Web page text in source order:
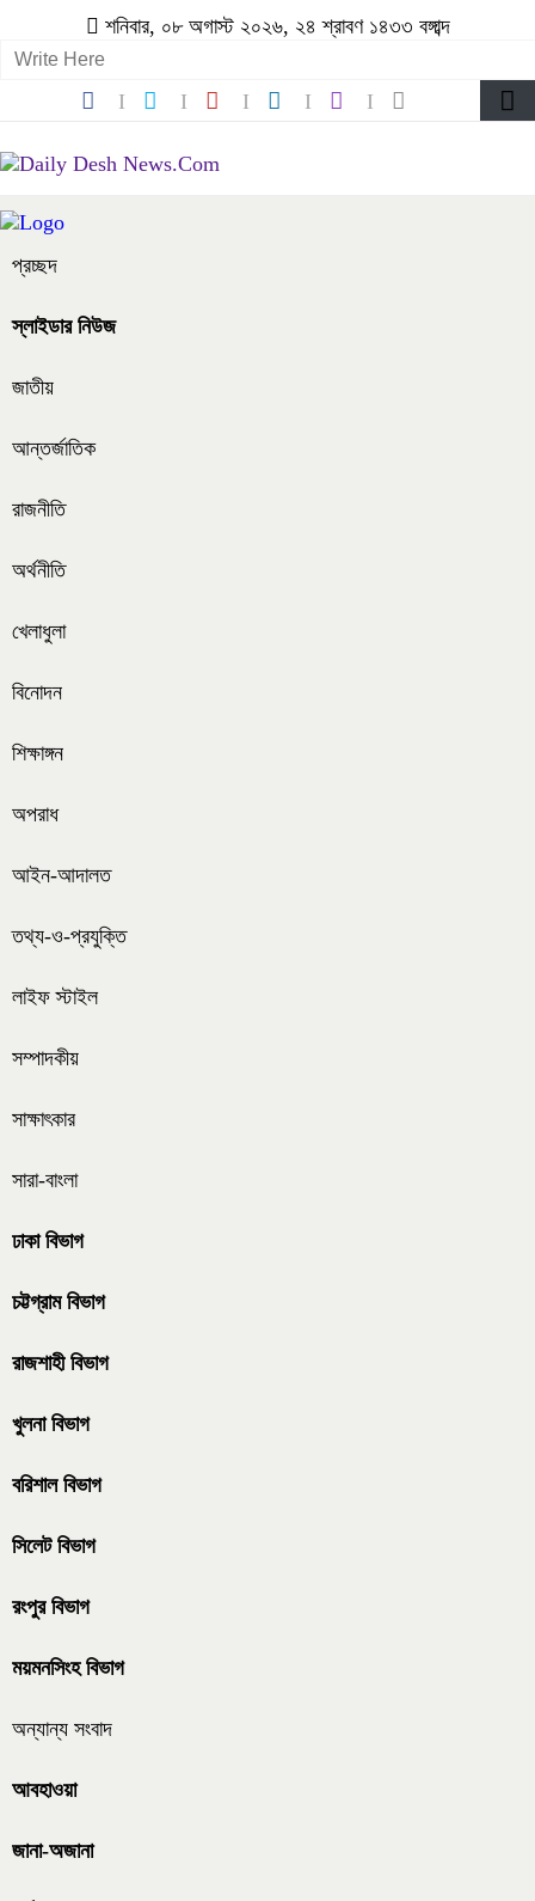
শনিবার, ০৮ অগাস্ট ২০২৬, ২৪ শ্রাবণ ১৪৩৩ বঙ্গাব্দ
প্রচ্ছদ
স্লাইডার নিউজ
জাতীয়
আন্তর্জাতিক
রাজনীতি
অর্থনীতি
খেলাধুলা
বিনোদন
শিক্ষাঙ্গন
অপরাধ
আইন-আদালত
তথ্য-ও-প্রযুক্তি
লাইফ স্টাইল
সম্পাদকীয়
সাক্ষাৎকার
সারা-বাংলা
ঢাকা বিভাগ
চট্টগ্রাম বিভাগ
রাজশাহী বিভাগ
খুলনা বিভাগ
বরিশাল বিভাগ
সিলেট বিভাগ
রংপুর বিভাগ
ময়মনসিংহ বিভাগ
অন্যান্য সংবাদ
আবহাওয়া
জানা-অজানা